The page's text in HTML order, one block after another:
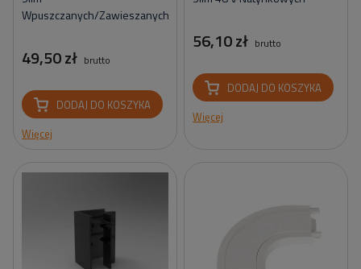
Wpuszczanych/Zawieszanych
49,50 zł brutto
DODAJ DO KOSZYKA
Więcej
56,10 zł brutto
DODAJ DO KOSZYKA
Więcej